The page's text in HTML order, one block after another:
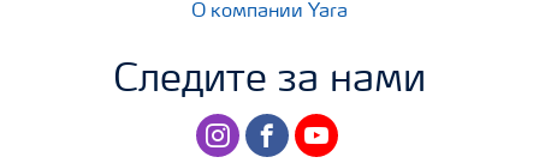
О компании Yara
Следите за нами
instagramfacebookyoutube